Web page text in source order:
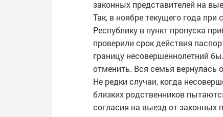
законных представителей на
Так, в ноябре текущего года
Республику в пункт пропуска
проверили срок действия
границу несовершеннолетний
отменить. Вся семья вернулась
Не редки случаи, когда
близких родственников
согласия на выезд от законных